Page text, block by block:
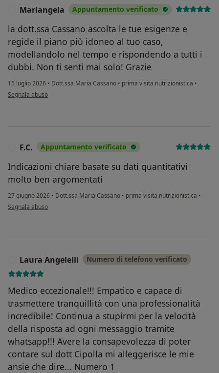
Mariangela Appuntamento verificato
la dott.ssa Cassano ascolta le tue esigenze e
regide il piano più idoneo al tuo caso,
modellandolo nel tempo e rispondendo a tutti i
dubbi. Non ti senti mai solo! Grazie
15 luglio 2026 • Dott.ssa Maria Cassano • prima visita nutrizionistica •
secondo l'opinione dell'utente Mariangela
Segnala abuso
F.C. Appuntamento verificato
Indicazioni chiare basate su dati quantitativi
molto ben argomentati
27 giugno 2026 • Dott.ssa Maria Cassano • prima visita nutrizionistica •
secondo l'opinione dell'utente F.C.
Segnala abuso
Laura Angelelli Numero di telefono verificato
Medico eccezionale!!! Empatico e capace di
trasmettere tranquillità con una professionalità
incredibile! Continua a stupirmi per la velocità
della risposta ad ogni messaggio tramite
whatsapp!!! Avere la consapevolezza di poter
contare sul dott Cipolla mi alleggerisce le mie
ansie che dire... Numero 1